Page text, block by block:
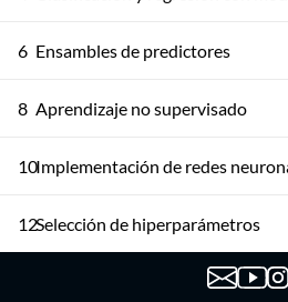
6 Ensambles de predictores
8 Aprendizaje no supervisado
10Implementación de redes
12Selección de hiperparámetros
Entrenando redes profundas I